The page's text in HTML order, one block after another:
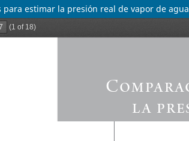
para estimar la presión real de vapor de agua